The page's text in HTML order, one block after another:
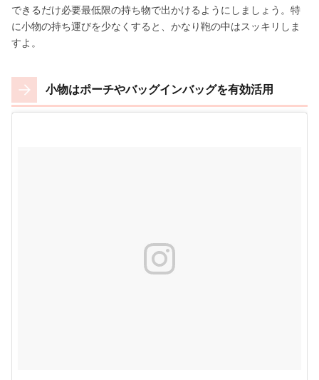
できるだけ必要最低限の持ち物で出かけるようにしましょう。特
に小物の持ち運びを少なくすると、かなり鞄の中はスッキリしま
すよ。
小物はポーチやバッグインバッグを有効活用